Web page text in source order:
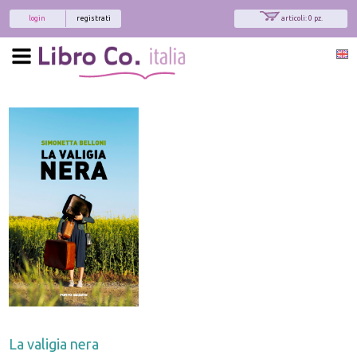
articoli: 0 pz.
registrati
login
La valigia nera